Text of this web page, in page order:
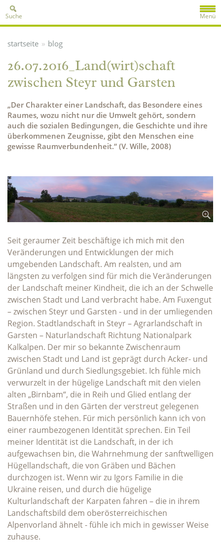
Menü
Suche
startseite » blog
26.07.2016_Land(wirt)schaft
zwischen Steyr und Garsten
„Der Charakter einer Landschaft, das Besondere eines
Raumes, wozu nicht nur die Umwelt gehört, sondern
auch die sozialen Bedingungen, die Geschichte und ihre
überkommenen Zeugnisse, gibt den Menschen eine
gewisse Raumverbundenheit.“ (V. Wille, 2008)
Seit geraumer Zeit beschäftige ich mich mit den
Veränderungen und Entwicklungen der mich
umgebenden Landschaft. Am realsten, und am
längsten zu verfolgen sind für mich die Veränderungen
der Landschaft meiner Kindheit, die ich an der Schwelle
zwischen Stadt und Land verbracht habe. Am Fuxengut
– zwischen Steyr und Garsten - und in der umliegenden
Region. Stadtlandschaft in Steyr – Agrarlandschaft in
Garsten – Naturlandschaft Richtung Nationalpark
Kalkalpen. Der mir so bekannte Zwischenraum
zwischen Stadt und Land ist geprägt durch Acker- und
Grünland und durch Siedlungsgebiet. Ich fühle mich
verwurzelt in der hügelige Landschaft mit den vielen
alten „Birnbam“, die in Reih und Glied entlang der
Straßen und in den Gärten der verstreut gelegenen
Bauernhöfe stehen. Für mich persönlich kann ich von
einer raumbezogenen Identität sprechen. Ein Teil
meiner Identität ist die Landschaft, in der ich
aufgewachsen bin, die Wahrnehmung der sanftwelligen
Hügellandschaft, die von Gräben und Bächen
durchzogen ist. Wenn wir zu Igors Familie in die
Ukraine reisen, und durch die hügelige
Kulturlandschaft der Karpaten fahren – die in ihrem
Landschaftsbild dem oberösterreichischen
Alpenvorland ähnelt - fühle ich mich in gewisser Weise
zuhause.